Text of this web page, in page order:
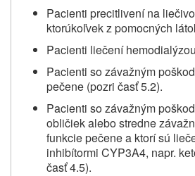
Pacienti precitlivení na
ktorúkoľvek z pomocných
Pacienti liečení
Pacienti so závažným
pečene (pozri časť 5.2).
Pacienti so závažným
obličiek alebo stredne
funkcie pečene a ktorí sú
inhibítormi CYP3A4, napr.
časť 4.5).